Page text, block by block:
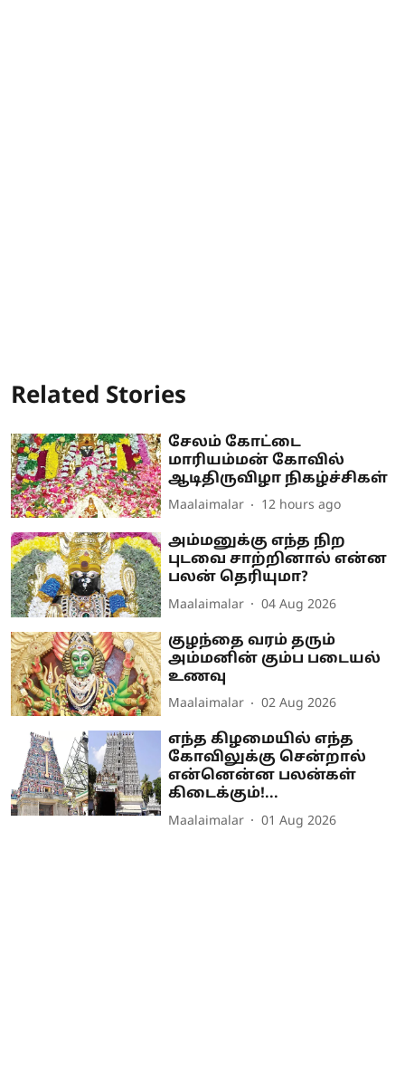
Related Stories
சேலம் கோட்டை
மாரியம்மன் கோவில்
ஆடிதிருவிழா நிகழ்ச்சிகள்
Maalaimalar 12 hours ago
அம்மனுக்கு எந்த நிற
புடவை சாற்றினால் என்ன
பலன் தெரியுமா?
Maalaimalar 04 Aug 2026
குழந்தை வரம் தரும்
அம்மனின் கும்ப படையல்
உணவு
Maalaimalar 02 Aug 2026
எந்த கிழமையில் எந்த
கோவிலுக்கு சென்றால்
என்னென்ன பலன்கள்
கிடைக்கும்!...
Maalaimalar 01 Aug 2026